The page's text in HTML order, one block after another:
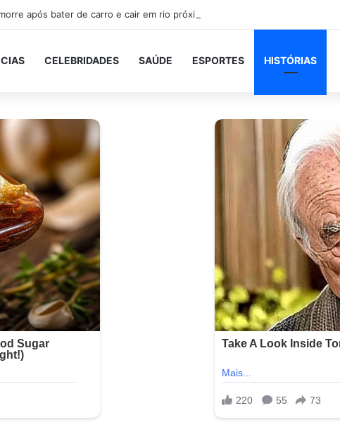
após bater de carro e cair em rio próximo à BR-101, em São Gonçalo (RJ)
CELEBRIDADES SAÚDE ESPORTES HISTÓRIAS